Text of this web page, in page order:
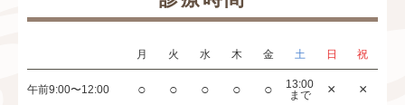
月 火 水 木 金 土 日 祝
午前9:00〜12:00 ○ ○ ○ ○ ○
13:00
まで
× ×